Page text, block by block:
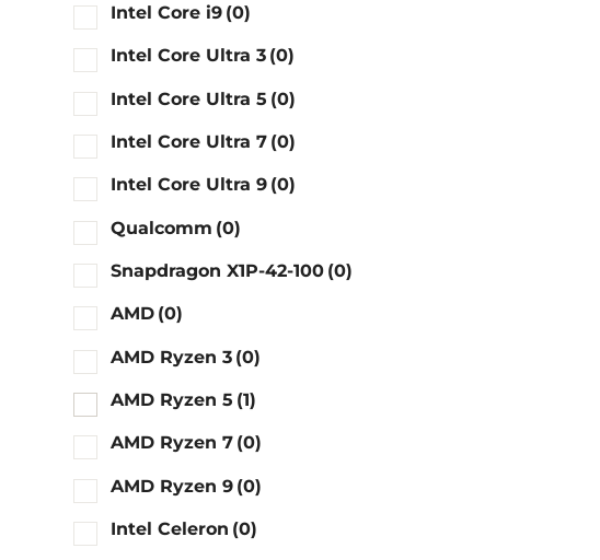
Intel Core i9 (0)
Intel Core Ultra 3 (0)
Intel Core Ultra 5 (0)
Intel Core Ultra 7 (0)
Intel Core Ultra 9 (0)
Qualcomm (0)
Snapdragon X1P-42-100 (0)
AMD (0)
AMD Ryzen 3 (0)
AMD Ryzen 5 (1)
AMD Ryzen 7 (0)
AMD Ryzen 9 (0)
Intel Celeron (0)